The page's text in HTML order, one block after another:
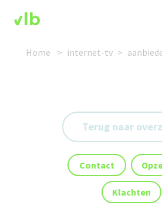
Home internet-tv
Terug naar
Contact
Klachten